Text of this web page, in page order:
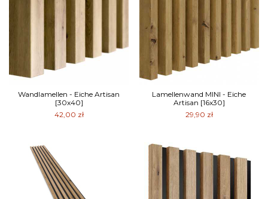
Wandlamellen - Eiche Artisan
[30x40]
42,00 zł
Lamellenwand MINI - Eiche
Artisan [16x30]
29,90 zł